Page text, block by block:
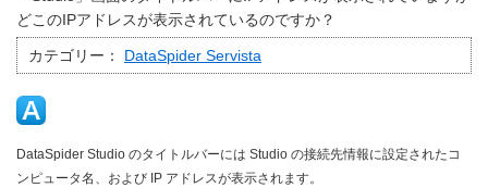
どこのIPアドレスが表示されているのですか？
カテゴリー： DataSpider Servista
DataSpider Studio のタイトルバーには Studio の接続先情報に設定されたコ
ンピュータ名、および IP アドレスが表示されます。